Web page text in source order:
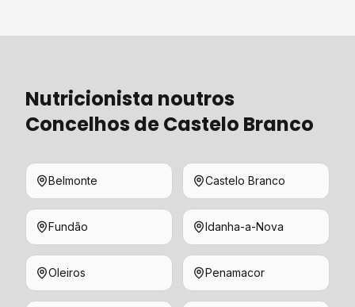
Nutricionista noutros
Concelhos deCastelo Branco
Belmonte Castelo Branco
Fundão Idanha-a-Nova
Oleiros Penamacor